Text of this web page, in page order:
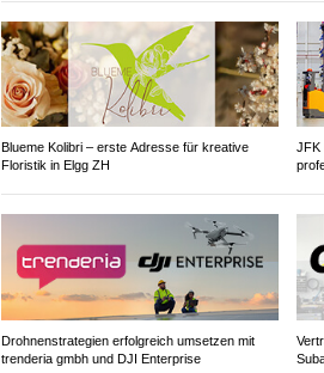
Blueme Kolibri – erste Adresse für kreative
Floristik in Elgg ZH
JFK
Drohnenstrategien erfolgreich umsetzen mit
trenderia gmbh und DJI Enterprise